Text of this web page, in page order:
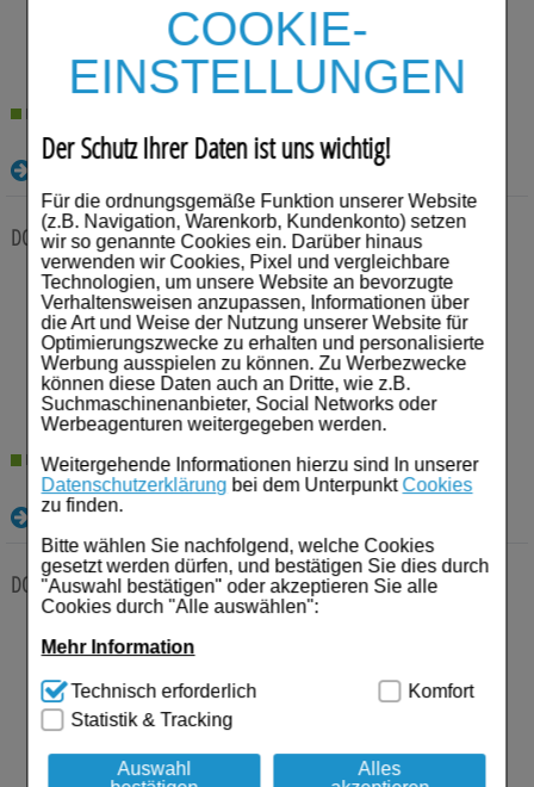
COOKIE-
EINSTELLUNGEN
Der Schutz Ihrer Daten ist uns wichtig!
Für die ordnungsgemäße Funktion unserer Website
(z.B. Navigation, Warenkorb, Kundenkonto) setzen
wir so genannte Cookies ein. Darüber hinaus
verwenden wir Cookies, Pixel und vergleichbare
Technologien, um unsere Website an bevorzugte
Verhaltensweisen anzupassen, Informationen über
die Art und Weise der Nutzung unserer Website für
Optimierungszwecke zu erhalten und personalisierte
Werbung ausspielen zu können. Zu Werbezwecke
können diese Daten auch an Dritte, wie z.B.
Suchmaschinenanbieter, Social Networks oder
Werbeagenturen weitergegeben werden.
Weitergehende Informationen hierzu sind In unserer
Datenschutzerklärung bei dem Unterpunkt Cookies
zu finden.
Bitte wählen Sie nachfolgend, welche Cookies
gesetzt werden dürfen, und bestätigen Sie dies durch
"Auswahl bestätigen" oder akzeptieren Sie alle
Cookies durch "Alle auswählen":
Mehr Information
Technisch Notwendig:Hierbei handelt es sich um
Cookies, die für die Grundfunktionen unserer
Website notwendig sind (z.B. Navigation, Warenkorb,
werden kann.
Technisch erforderlich
Komfort
Statistik & Tracking
Auswahl
Alles
42,21€¹
Lieferzeit 2-5 Werktage
DOPADURA C 100/25 mg retard Tabl.100 StRetard-Tabletten
Anbieter: Viatris Healthcare GmbH
Einheit: 100 St
Darreichungsform: Retard-Tabletten
PZN: 01672121
38,46€¹
Lieferzeit 2-5 Werktage
Details
DOPADURA C 200/50 mg Tabletten200 StTabletten
PZN:
43,46